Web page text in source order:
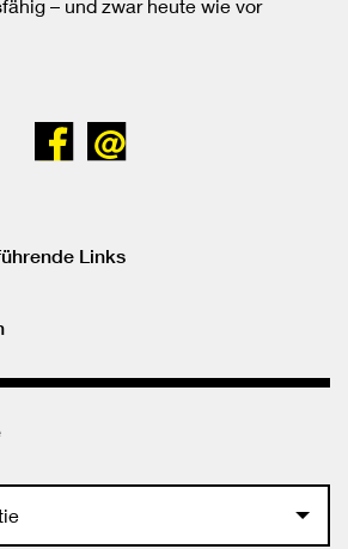
– und zwar heute wie vor
Bei
teilen
Senden
Links